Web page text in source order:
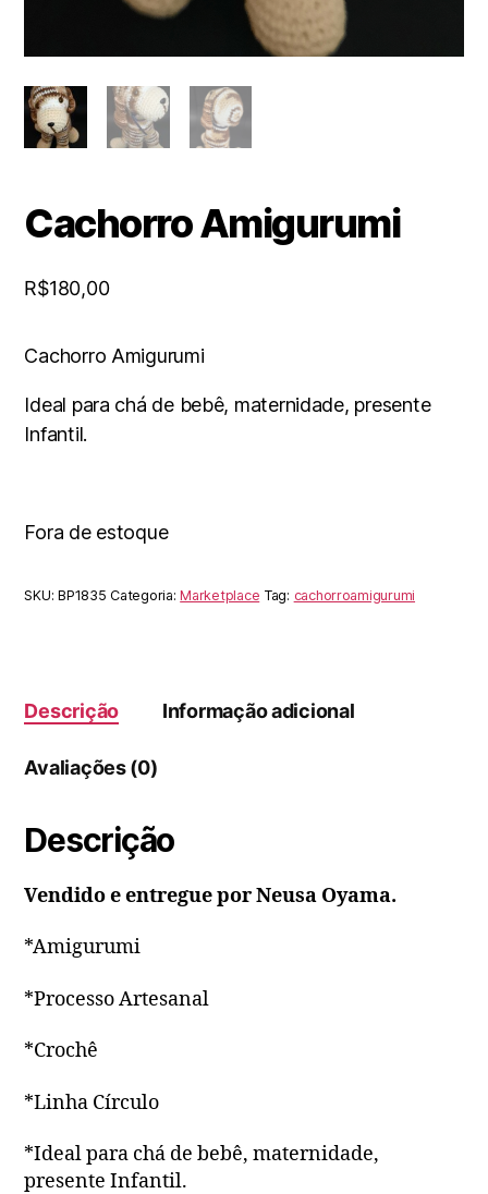
Cachorro Amigurumi
R$180,00
Cachorro Amigurumi
Ideal para chá de bebê, maternidade, presente
Infantil.
Fora de estoque
SKU:BP1835 Categoria:Marketplace Tag: cachorroamigurumi
Descrição Informação adicional
Avaliações (0)
Descrição
Vendido e entregue por Neusa Oyama.
*Amigurumi
*Processo Artesanal
*Crochê
*Linha Círculo
*Ideal para chá de bebê, maternidade,
presente Infantil.